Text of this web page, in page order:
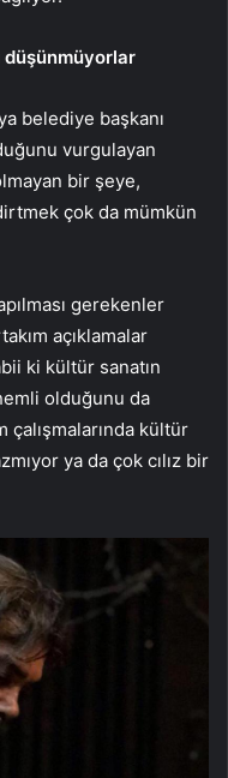
düşünmüyorlar
belediye başkanı
vurgulayan
bir şeye,
çok da mümkün
gerekenler
açıklamalar
ki kültür sanatın
olduğunu da
kültür
ya da çok cılız bir